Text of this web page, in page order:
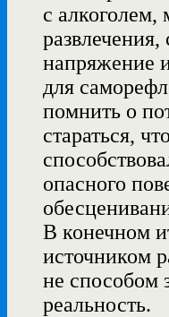
с алкоголем,
напряжение
для
помнить о
стараться,
опасного
В конечном
источником
не способом
реальность.